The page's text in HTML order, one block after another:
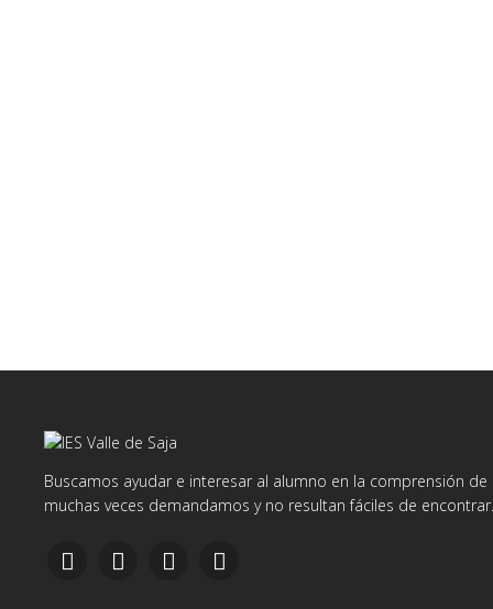
Buscamos ayudar e interesar al alumno en la comprensión
muchas veces demandamos y no resultan fáciles de encontrar.